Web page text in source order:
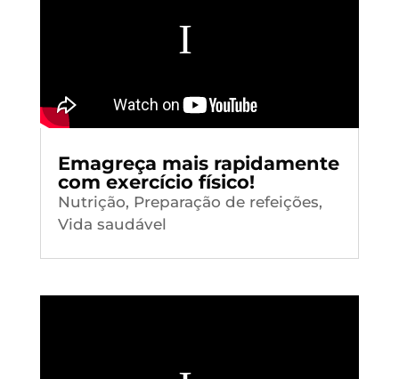
Emagreça mais rapidamente
com exercício físico!
Nutrição, Preparação de refeições,
Vida saudável